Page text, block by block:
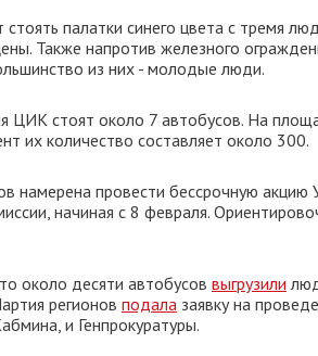
палатки синего цвета с тремя
Также напротив железного
из них - молодые люди.
ЦИК стоят около 7 автобусов. На
их количество составляет около 300.
намерена провести бессрочную
начиная с 8 февраля.
около десяти автобусов выгрузили
регионов подала заявку на
и Генпрокуратуры.